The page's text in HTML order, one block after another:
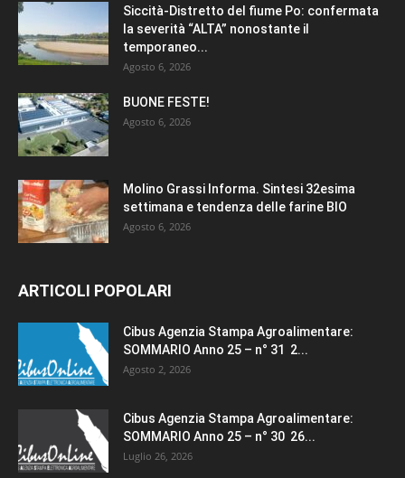
Siccità-Distretto del fiume Po: confermata
la severità “ALTA” nonostante il
temporaneo...
Agosto 6, 2026
BUONE FESTE!
Agosto 6, 2026
Molino Grassi Informa. Sintesi 32esima
settimana e tendenza delle farine BIO
Agosto 6, 2026
ARTICOLI POPOLARI
Cibus Agenzia Stampa Agroalimentare:
SOMMARIO Anno 25 – n° 31 2...
Agosto 2, 2026
Cibus Agenzia Stampa Agroalimentare:
SOMMARIO Anno 25 – n° 30 26...
Luglio 26, 2026